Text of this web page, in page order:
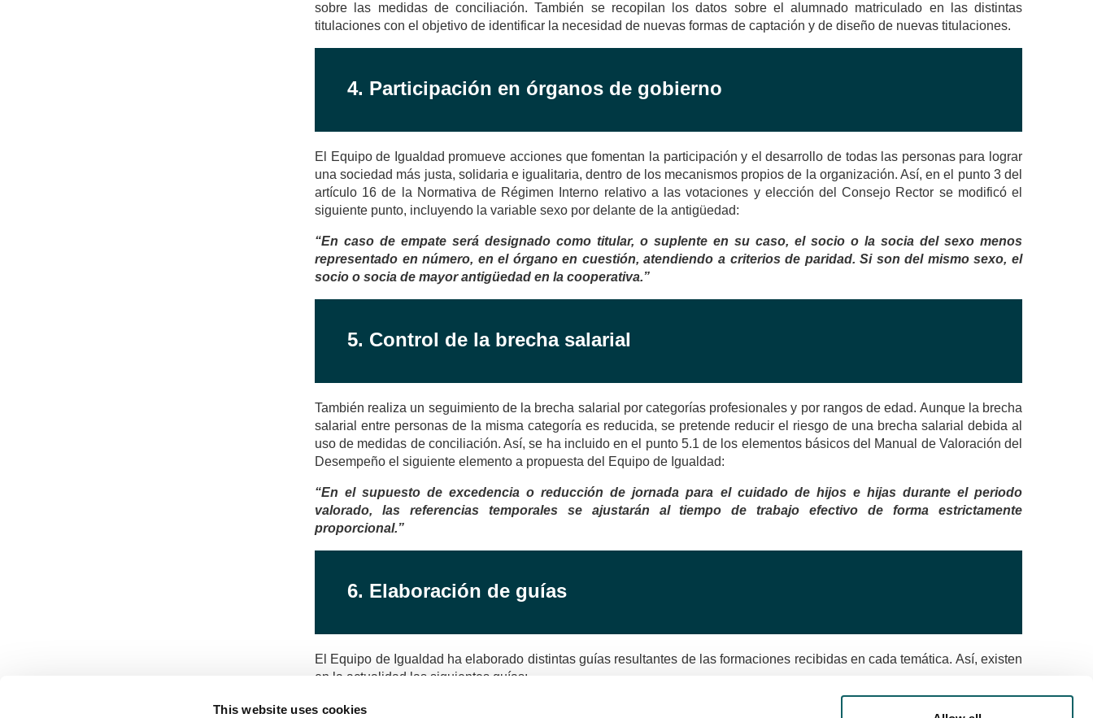
This website uses cookies
sobre las medidas de conciliación. También se recopilan los datos sobre el alumnado matriculado en las distintas
titulaciones con el objetivo de identificar la necesidad de nuevas formas de captación y de diseño de nuevas titulaciones.
4. Participación en órganos de gobierno
El Equipo de Igualdad promueve acciones que fomentan la participación y el desarrollo de todas las personas para lograr
una sociedad más justa, solidaria e igualitaria, dentro de los mecanismos propios de la organización. Así, en el punto 3 del
artículo 16 de la Normativa de Régimen Interno relativo a las votaciones y elección del Consejo Rector se modificó el
siguiente punto, incluyendo la variable sexo por delante de la antigüedad:
“En caso de empate será designado como titular, o suplente en su caso, el socio o la socia del sexo menos
representado en número, en el órgano en cuestión, atendiendo a criterios de paridad. Si son del mismo sexo, el
socio o socia de mayor antigüedad en la cooperativa.”
5. Control de la brecha salarial
También realiza un seguimiento de la brecha salarial por categorías profesionales y por rangos de edad. Aunque la brecha
salarial entre personas de la misma categoría es reducida, se pretende reducir el riesgo de una brecha salarial debida al
uso de medidas de conciliación. Así, se ha incluido en el punto 5.1 de los elementos básicos del Manual de Valoración del
Desempeño el siguiente elemento a propuesta del Equipo de Igualdad:
“En el supuesto de excedencia o reducción de jornada para el cuidado de hijos e hijas durante el periodo
valorado, las referencias temporales se ajustarán al tiempo de trabajo efectivo de forma estrictamente
proporcional.”
6. Elaboración de guías
El Equipo de Igualdad ha elaborado distintas guías resultantes de las formaciones recibidas en cada temática. Así, existen
en la actualidad las siguientes guías: